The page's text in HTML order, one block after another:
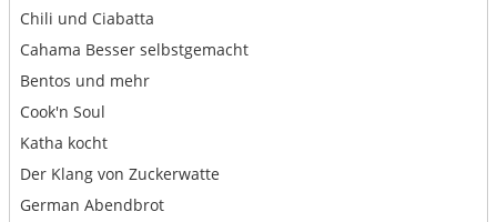
Chili und Ciabatta
Cahama Besser selbstgemacht
Bentos und mehr
Cook'n Soul
Katha kocht
Der Klang von Zuckerwatte
German Abendbrot